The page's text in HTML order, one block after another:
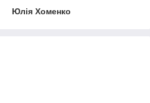
Юлія Хоменко